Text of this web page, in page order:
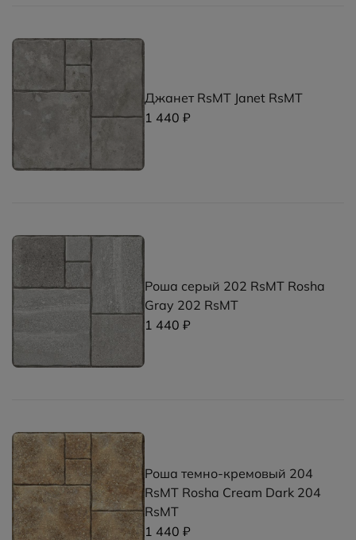
Джанет RsMT Janet RsMT
1 440 ₽
Роша серый 202 RsMT Rosha
Gray 202 RsMT
1 440 ₽
Роша темно-кремовый 204
RsMT Rosha Cream Dark 204
RsMT
1 440 ₽